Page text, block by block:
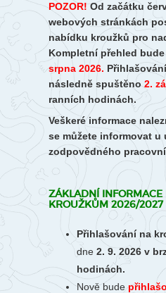
POZOR! Od začátku
webových stránkách
nabídku kroužků pro
Kompletní přehled
srpna 2026.
následně spuštěno 2.
ranních hodinách.
Veškeré informace
se můžete informovat u
zodpovědného
ZÁKLADNÍ INFORMACE
KROUŽKŮM 2026/2027
Přihlašování na
dne 2. 9. 2026 v
hodinách.
Nově bude